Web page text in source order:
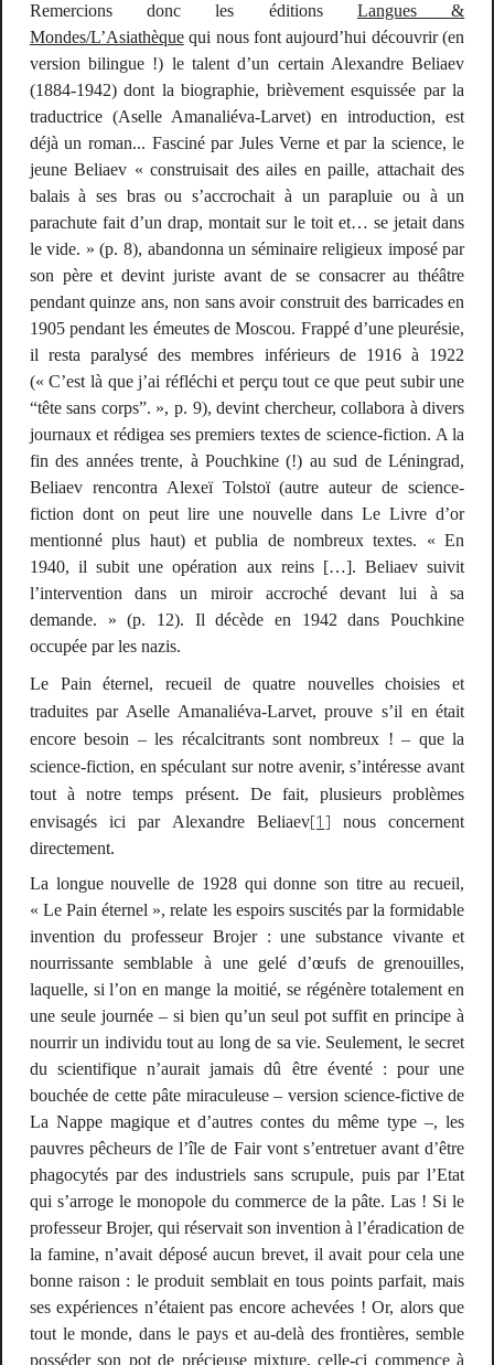
Remercions donc les éditions
Langues &
Mondes/L’Asiathèque qui nous font aujourd’hui découvrir (en
version bilingue !) le talent d’un certain Alexandre Beliaev
(1884-1942) dont la biographie, brièvement esquissée par la
traductrice (Aselle Amanaliéva-Larvet) en introduction, est
déjà un roman... Fasciné par Jules Verne et par la science, le
jeune Beliaev «construisait des ailes en paille, attachait des
balais à ses bras ou s’accrochait à un parapluie ou à un
parachute fait d’un drap, montait sur le toit et… se jetait dans
le vide. » (p. 8), abandonna un séminaire religieux imposé par
son père et devint juriste avant de se consacrer au théâtre
pendant quinze ans, non sans avoir construit des barricades en
1905 pendant les émeutes de Moscou. Frappé d’une pleurésie,
il resta paralysé des membres inférieurs de 1916 à 1922
(«C’est là que j’ai réfléchi et perçu tout ce que peut subir une
“tête sans corps”. », p. 9), devint chercheur, collabora à divers
journaux et rédigea ses premiers textes de science-fiction. A la
fin des années trente, à Pouchkine (!) au sud de Léningrad,
Beliaev rencontra Alexeï Tolstoï (autre auteur de science-
fiction dont on peut lire une nouvelle dansLe Livre d’or
mentionné plus haut) et publia de nombreux textes. «En
1940, il subit une opération aux reins[…]. Beliaev suivit
l’intervention dans un miroir accroché devant lui à sa
demande. » (p. 12). Il décède en 1942 dans Pouchkine
occupée par les nazis.
Le Pain éternel, recueil de quatre nouvelles choisies et
traduites par Aselle Amanaliéva-Larvet, prouve s’il en était
encore besoin – les récalcitrants sont nombreux ! – que la
science-fiction, en spéculant sur notre avenir, s’intéresse avant
tout à notre temps présent. De fait, plusieurs problèmes
envisagés ici par Alexandre Beliaev[1]
nous concernent
directement.
La longue nouvelle de 1928 qui donne son titre au recueil,
« Le Pain éternel », relate les espoirs suscités par la formidable
invention du professeur Brojer : une substance vivante et
nourrissante semblable à une gelé d’œufs de grenouilles,
laquelle, si l’on en mange la moitié, se régénère totalement en
une seule journée – si bien qu’un seul pot suffit en principe à
nourrir un individu tout au long de sa vie. Seulement, le secret
du scientifique n’aurait jamais dû être éventé : pour une
bouchée de cette pâte miraculeuse – version science-fictive de
La Nappe magique et d’autres contes du même type –, les
pauvres pêcheurs de l’île de Fair vont s’entretuer avant d’être
phagocytés par des industriels sans scrupule, puis par l’Etat
qui s’arroge le monopole du commerce de la pâte. Las ! Si le
professeur Brojer, qui réservait son invention à l’éradication de
la famine, n’avait déposé aucun brevet, il avait pour cela une
bonne raison : le produit semblait en tous points parfait, mais
ses expériences n’étaient pas encore achevées ! Or, alors que
tout le monde, dans le pays et au-delà des frontières, semble
posséder son pot de précieuse mixture, celle-ci commence à